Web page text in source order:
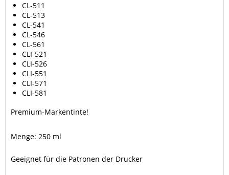
CL-511
CL-513
CL-541
CL-546
CL-561
CLI-521
CLI-526
CLI-551
CLI-571
CLI-581
Premium-Markentinte!
Menge: 250 ml
Geeignet für die Patronen der Drucker